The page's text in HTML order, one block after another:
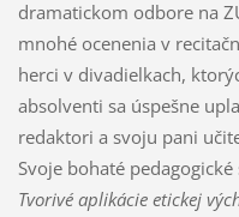
dramatickom odbore na
mnohé ocenenia v
herci v divadielkach,
absolventi sa úspešne
redaktori a svoju pani
Svoje bohaté
Tvorivé aplikácie etickej